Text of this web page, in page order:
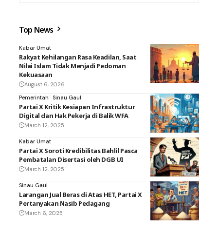
Top News
Kabar Umat
Rakyat Kehilangan Rasa Keadilan, Saat
Nilai Islam Tidak Menjadi Pedoman
Kekuasaan
August 6, 2026
Pemerintah
Sinau Gaul
Partai X Kritik Kesiapan Infrastruktur
Digital dan Hak Pekerja di Balik WFA
March 12, 2025
Kabar Umat
Partai X Soroti Kredibilitas Bahlil Pasca
Pembatalan Disertasi oleh DGB UI
March 12, 2025
Sinau Gaul
Larangan Jual Beras di Atas HET, Partai X
Pertanyakan Nasib Pedagang
March 6, 2025